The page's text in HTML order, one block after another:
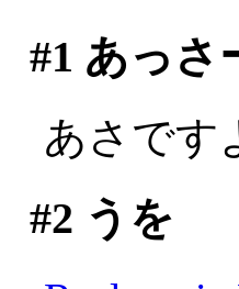
#1 あっさ
あさです
#2 うを